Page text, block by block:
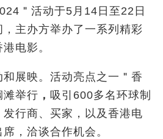
＂活动于5月14日至22日
，主办方举办了一系列精彩
电影。
展映。活动亮点之一＂香
滩举行 ， 吸引600多名环球制
行商、买家，以及香港电
，洽谈合作机会。